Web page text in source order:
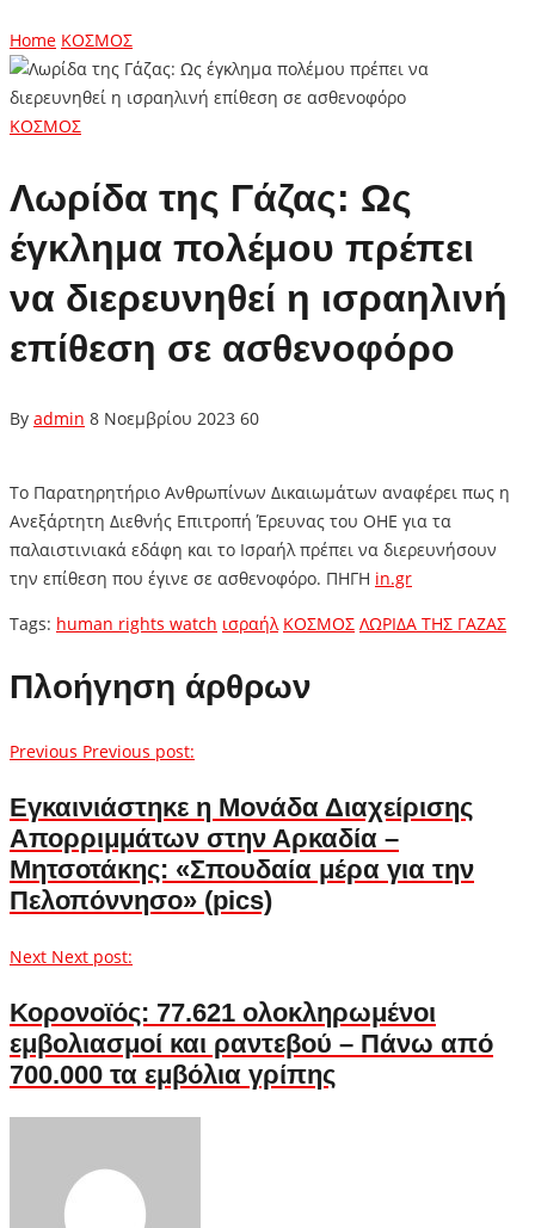
Home ΚΟΣΜΟΣ
ΚΟΣΜΟΣ
Λωρίδα της Γάζας: Ως
έγκλημα πολέμου πρέπει
να διερευνηθεί η ισραηλινή
επίθεση σε ασθενοφόρο
By admin 8 Νοεμβρίου 2023 60
Το Παρατηρητήριο Ανθρωπίνων Δικαιωμάτων αναφέρει πως η
Ανεξάρτητη Διεθνής Επιτροπή Έρευνας του ΟΗΕ για τα
παλαιστινιακά εδάφη και το Ισραήλ πρέπει να διερευνήσουν
την επίθεση που έγινε σε ασθενοφόρο. ΠΗΓΗ in.gr
Tags: human rights watch ισραήλ ΚΟΣΜΟΣ ΛΩΡΙΔΑ ΤΗΣ ΓΑΖΑΣ
Πλοήγηση άρθρων
Previous Previous post:
Εγκαινιάστηκε η Μονάδα Διαχείρισης
Απορριμμάτων στην Αρκαδία –
Μητσοτάκης: «Σπουδαία μέρα για την
Πελοπόννησο» (pics)
Next Next post:
Κορονοϊός: 77.621 ολοκληρωμένοι
εμβολιασμοί και ραντεβού – Πάνω από
700.000 τα εμβόλια γρίπης